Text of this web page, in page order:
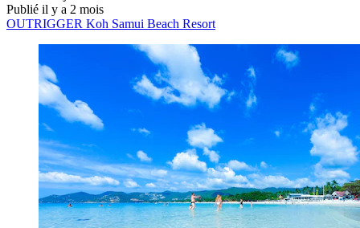
Publié il y a 2 mois
OUTRIGGER Koh Samui Beach Resort